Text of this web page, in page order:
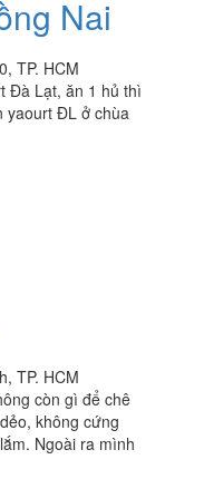
Nai
TP. HCM
Đà Lạt, ăn 1 hủ thì
yaourt ĐL ở chùa
TP. HCM
còn gì để chê
không cứng
Ngoài ra mình